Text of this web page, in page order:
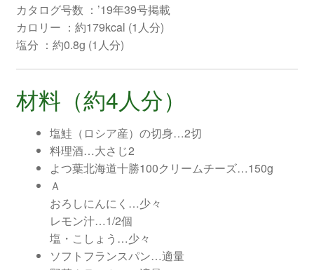
カタログ号数 ：’19年39号掲載
カロリー ：約179kcal (1人分)
塩分 ：約0.8g (1人分)
材料（約4人分）
塩鮭（ロシア産）の切身…2切
料理酒…大さじ2
よつ葉北海道十勝100クリームチーズ…150g
Ａ
おろしにんにく…少々
レモン汁…1/2個
塩・こしょう…少々
ソフトフランスパン…適量